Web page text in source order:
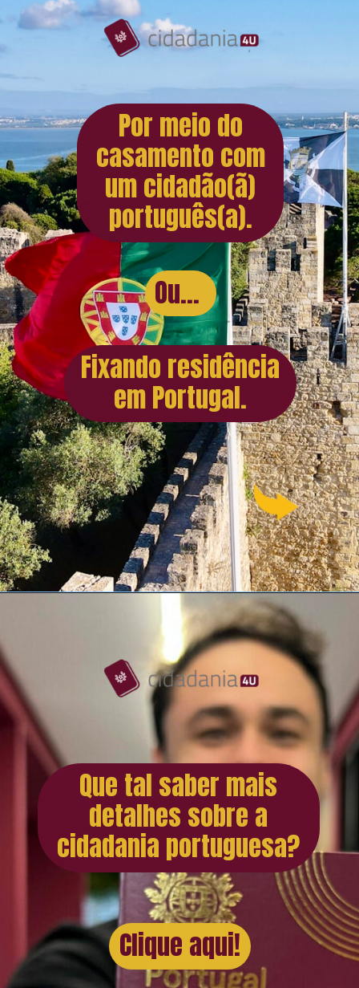
Por meio do
casamento com
um cidadão(ã)
português(a).
Fixando residência
em Portugal.
Ou...
Que tal saber mais
detalhes sobre a
cidadania portuguesa?
Clique aqui!